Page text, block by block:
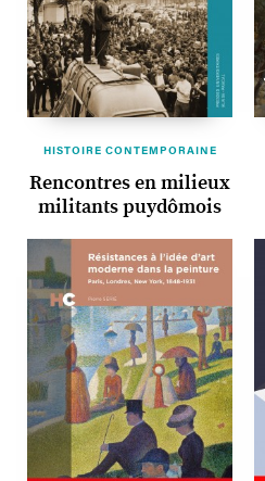
HISTOIRE CONTEMPORAINE
Rencontres en milieux
militants puydômois